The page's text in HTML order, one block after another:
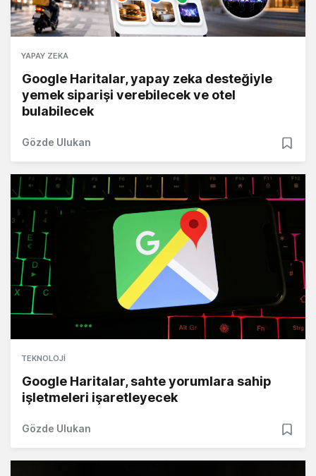
YAPAY ZEKA
Google Haritalar, yapay zeka desteğiyle
yemek siparişi verebilecek ve otel
bulabilecek
Gözde Ulukan
TEKNOLOJI
Google Haritalar, sahte yorumlara sahip
işletmeleri işaretleyecek
Gözde Ulukan